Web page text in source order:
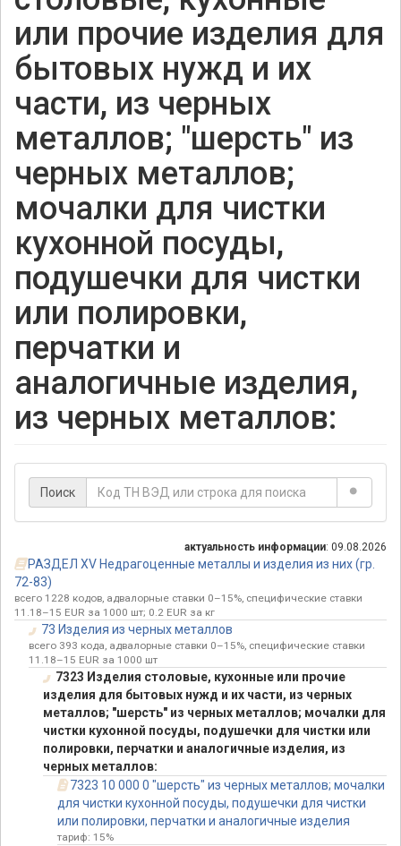
или прочие изделия для
бытовых нужд и их
части, из черных
металлов; "шерсть" из
черных металлов;
мочалки для чистки
кухонной посуды,
подушечки для чистки
или полировки,
перчатки и
аналогичные изделия,
из черных металлов:
Поиск
актуальность информации: 09.08.2026
РАЗДЕЛ XV Недрагоценные металлы и изделия из них (гр.
72-83)
всего 1228 кодов, адвалорные ставки 0–15%, специфические ставки
11.18–15 EUR за 1000 шт; 0.2 EUR за кг
73 Изделия из черных металлов
всего 393 кода, адвалорные ставки 0–15%, специфические ставки
11.18–15 EUR за 1000 шт
7323 Изделия столовые, кухонные или прочие
изделия для бытовых нужд и их части, из черных
металлов; "шерсть" из черных металлов; мочалки для
чистки кухонной посуды, подушечки для чистки или
полировки, перчатки и аналогичные изделия, из
черных металлов:
7323 10 000 0 "шерсть" из черных металлов; мочалки
для чистки кухонной посуды, подушечки для чистки
или полировки, перчатки и аналогичные изделия
тариф: 15%